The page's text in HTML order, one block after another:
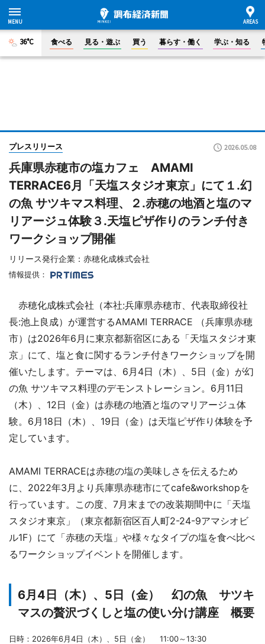
36°C 食べる 見る・遊ぶ 買う 暮らす・働く 学ぶ・知る
プレスリリース 2026.05.08
兵庫県赤穂市の塩カフェ AMAMI
TERRACE6月「天塩スタジオ東京」にて１.幻
の魚 サツキマス料理、２.赤穂の地酒と塩のマ
リアージュ体験３.天塩ピザ作りのランチ付き
ワークショップ開催
リリース発行企業：赤穂化成株式会社
情報提供：
赤穂化成株式会社（本社:兵庫県赤穂市、代表取締役社
長:池上良成）が運営するAMAMI TERRACE （兵庫県赤穂
市）は2026年6月に東京都新宿区にある「天塩スタジオ東
京」にて、塩と食に関するランチ付きワークショップを開
催いたします。テーマは、6月4日（木）、5日（金）が幻
の魚 サツキマス料理のデモンストレーション。6月11日
（木）、12日（金）は赤穂の地酒と塩のマリアージュ体
験。6月18日（木）、19日（金）は天塩ピザ作り体験を予
定しています。
AMAMI TERRACEは赤穂の塩の美味しさを伝えるため
に、2022年3月より兵庫県赤穂市にてcafe&workshopを
行っています。この度、7月末までの改装期間中に「天塩
スタジオ東京」（東京都新宿区百人町2-24-9アマシオビ
ル1F）にて「赤穂の天塩」や様々なタイプの塩を食べ比べ
るワークショップイベントを開催します。
6月4日（木）、5日（金） 幻の魚 サツキ
マスの贅沢づくしと塩の使い分け講座 概要
日時：2026年6月4日（木）、5日（金） 11:00～13:30